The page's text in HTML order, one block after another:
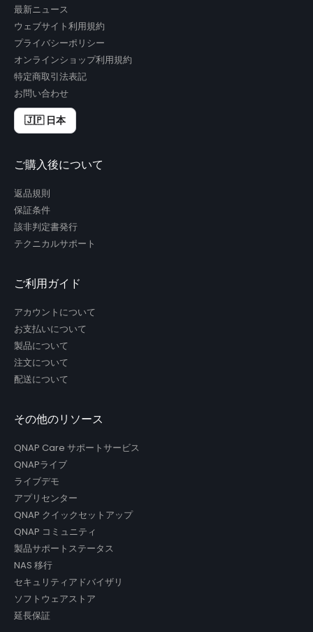
最新ニュース
ウェブサイト利用規約
プライバシーポリシー
オンラインショップ利用規約
特定商取引法表記
お問い合わせ
🇯🇵 日本
ご購入後について
返品規則
保証条件
該非判定書発行
テクニカルサポート
ご利用ガイド
アカウントについて
お支払いについて
製品について
注文について
配送について
その他のリソース
QNAP Care サポートサービス
QNAPライブ
ライブデモ
アプリセンター
QNAP クイックセットアップ
QNAP コミュニティ
製品サポートステータス
NAS 移行
セキュリティアドバイザリ
ソフトウェアストア
延長保証